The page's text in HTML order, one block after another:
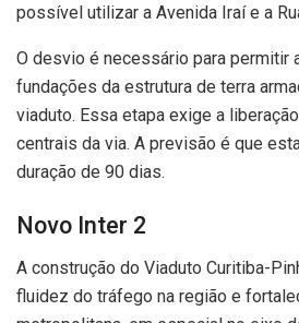
possível utilizar a Avenida Iraí e a
O desvio é necessário para permitir
fundações da estrutura de terra
viaduto. Essa etapa exige a
centrais da via. A previsão é que
duração de 90 dias.
Novo Inter 2
A construção do Viaduto Curitiba-
fluidez do tráfego na região e